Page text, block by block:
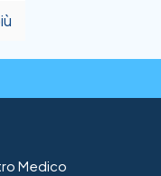
Medico